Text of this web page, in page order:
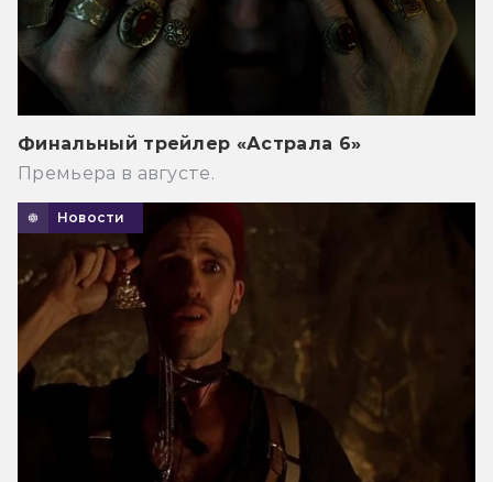
Финальный трейлер «Астрала 6»
Премьера в августе.
Новости